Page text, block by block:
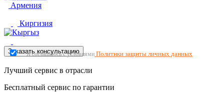
Армения
Киргизия
Заказать консультацию
Я соглашаюсь с условиями Политики защиты личных данных
Лучший сервис в отрасли
Бесплатный сервис по гарантии